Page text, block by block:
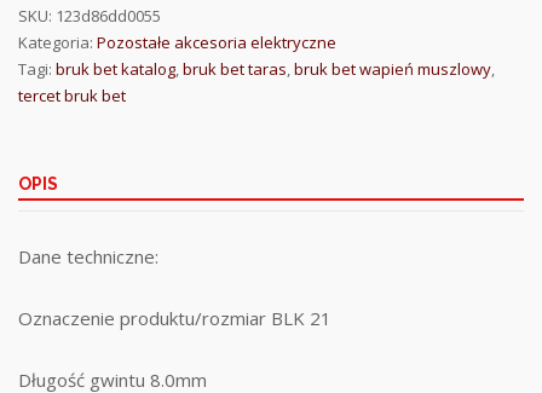
SKU: 123d86dd0055
Kategoria: Pozostałe akcesoria elektryczne
Tagi: bruk bet katalog,bruk bet taras,bruk bet wapień muszlowy,
tercet bruk bet
OPIS
Dane techniczne:
Oznaczenie produktu/rozmiar BLK 21
Długość gwintu 8.0mm